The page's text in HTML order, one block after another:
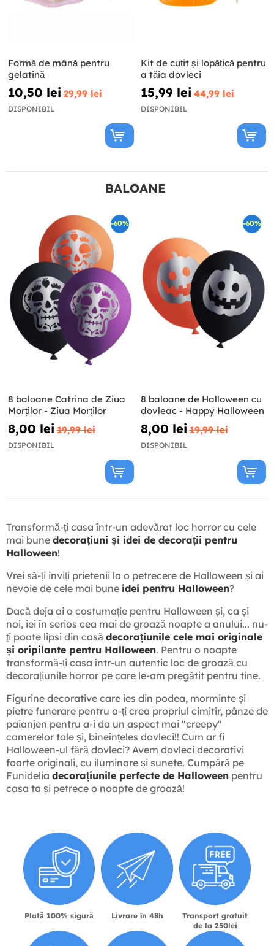
Formă de mână pentru
gelatină
10,50 lei 29,99 lei
DISPONIBIL
Kit de cuțit și lopățică pentru
a tăia dovleci
15,99 lei 44,99 lei
DISPONIBIL
BALOANE
-60%
8 baloane Catrina de Ziua
Morților - Ziua Morților
8,00 lei 19,99 lei
DISPONIBIL
-60%
8 baloane de Halloween cu
dovleac - Happy Halloween
8,00 lei 19,99 lei
DISPONIBIL
Transformă-ți casa într-un adevărat loc horror cu cele
mai bune decorațiuni și idei de decorații pentru
Halloween!
Vrei să-ți inviți prietenii la o petrecere de Halloween și ai
nevoie de cele mai bune idei pentru Halloween?
Dacă deja ai o costumație pentru Halloween și, ca și
noi, iei în serios cea mai de groază noapte a anului... nu-
ți poate lipsi din casă decorațiunile cele mai originale
și oripilante pentru Halloween. Pentru o noapte
transformă-ți casa într-un autentic loc de groază cu
decorațiunile horror pe care le-am pregătit pentru tine.
Figurine decorative care ies din podea, morminte și
pietre funerare pentru a-ți crea propriul cimitir, pânze de
paianjen pentru a-i da un aspect mai "creepy"
camerelor tale și, bineînțeles dovleci!! Cum ar fi
Halloween-ul fără dovleci? Avem dovleci decorativi
foarte originali, cu iluminare și sunete. Cumpără pe
Funidelia decorațiunile perfecte de Halloween pentru
casa ta și petrece o noapte de groază!
Plată 100% sigură Livrare în 48h
Transport gratuit
de la 250lei